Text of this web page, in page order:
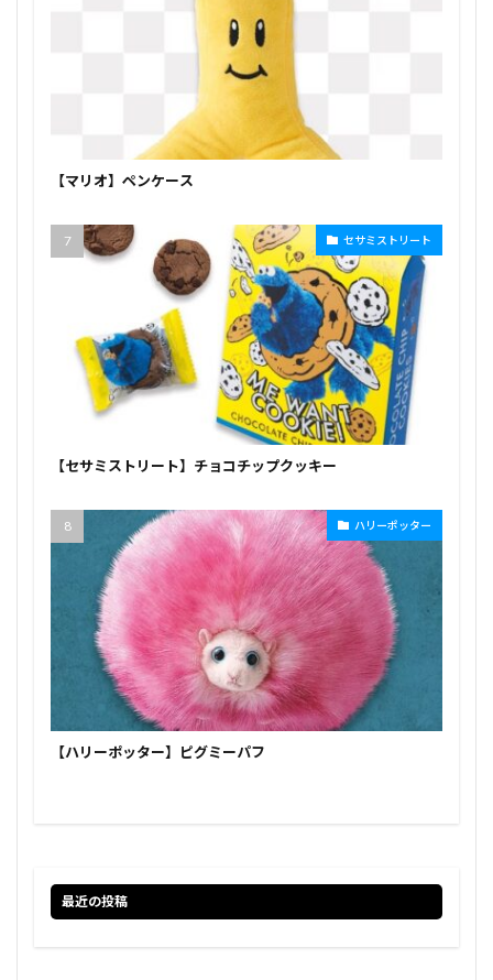
【マリオ】ペンケース
セサミストリート
【セサミストリート】チョコチップクッキー
ハリーポッター
【ハリーポッター】ピグミーパフ
最近の投稿